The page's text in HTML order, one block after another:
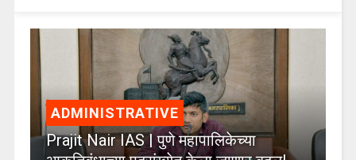
ADMINISTRATIVE
Prajit Nair IAS | पुणे महापालिकेच्या